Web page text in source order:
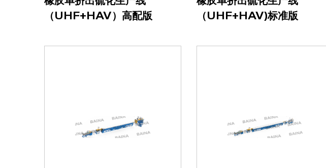
橡胶单挤出硫化生产线
（UHF+HAV）高配版
橡胶单挤出硫化生产线
（UHF+HAV)标准版